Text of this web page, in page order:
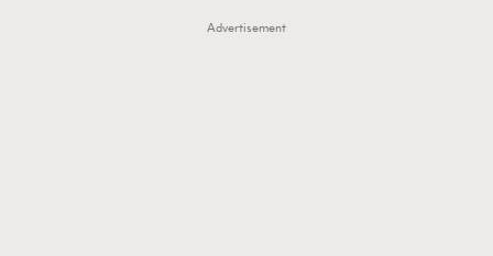
Advertisement